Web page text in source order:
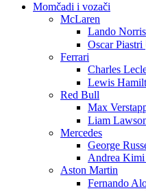
Momčadi i vozači
McLaren
Lando Norris
Oscar Piastri
Ferrari
Charles
Lewis
Red Bull
Max
Liam
Mercedes
George
Andrea
Aston Martin
Fernando